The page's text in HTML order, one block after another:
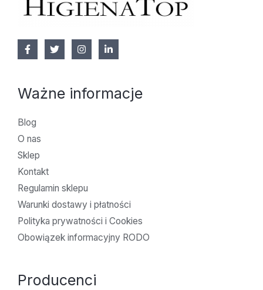
Ważne informacje
Blog
O nas
Sklep
Kontakt
Regulamin sklepu
Warunki dostawy i płatności
Polityka prywatności i Cookies
Obowiązek informacyjny RODO
Producenci